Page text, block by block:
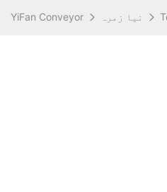
YiFan Conveyor نیا زمرہ